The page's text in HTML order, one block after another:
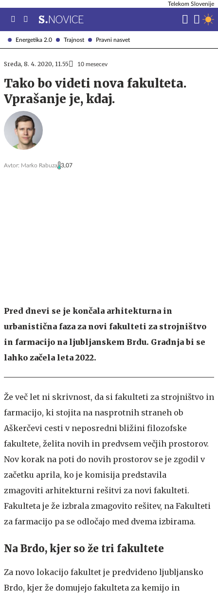
Energetika 2.0 Trajnost Pravni nasvet
Telekom Slovenije
Sreda, 8. 4. 2020, 11.55 10 mesecev
Tako bo videti nova fakulteta.
Vprašanje je, kdaj.
Avtor: Marko Rabuza 3,07
Pred dnevi se je končala arhitekturna in
urbanistična faza za novi fakulteti za strojništvo
in farmacijo na ljubljanskem Brdu. Gradnja bi se
lahko začela leta 2022.
Že več let ni skrivnost, da si fakulteti za strojništvo in
farmacijo, ki stojita na nasprotnih straneh ob
Aškerčevi cesti v neposredni bližini filozofske
fakultete, želita novih in predvsem večjih prostorov.
Nov korak na poti do novih prostorov se je zgodil v
začetku aprila, ko je komisija predstavila
zmagoviti arhitekturni rešitvi za novi fakulteti.
Fakulteta je že izbrala zmagovito rešitev, na Fakulteti
za farmacijo pa se odločajo med dvema izbirama.
Na Brdo, kjer so že tri fakultete
Za novo lokacijo fakultet je predvideno ljubljansko
Brdo, kjer že domujejo fakulteta za kemijo in